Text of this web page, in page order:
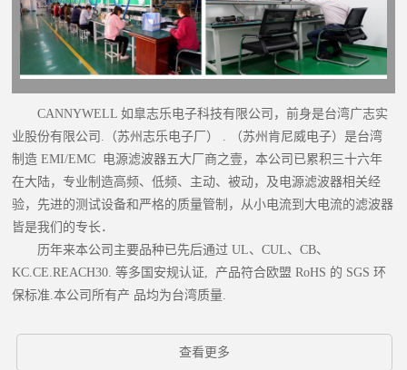
CANNYWELL 如臯志乐电子科技有限公司，前身是台湾广志实
业股份有限公司.（苏州志乐电子厂） . （苏州肯尼威电子）是台湾
制造 EMI/EMC 电源滤波器五大厂商之壹，本公司已累积三十六年
在大陆，专业制造高频、低频、主动、被动，及电源滤波器相关经
验，先进的测试设备和严格的质量管制，从小电流到大电流的滤波器
皆是我们的专长．
历年来本公司主要品种已先后通过 UL、CUL、CB、
KC.CE.REACH30. 等多国安规认证, 产品符合欧盟 RoHS 的 SGS 环
保标准.本公司所有产 品均为台湾质量.
查看更多